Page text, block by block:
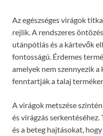
Az egészséges virágok
rejlik. A rendszeres
utánpótlás és a kártevők
fontosságú. Érdemes
amelyek nem szennyezik
fenntartják a talaj
A virágok metszése
és virágzás
és a beteg hajtásokat,